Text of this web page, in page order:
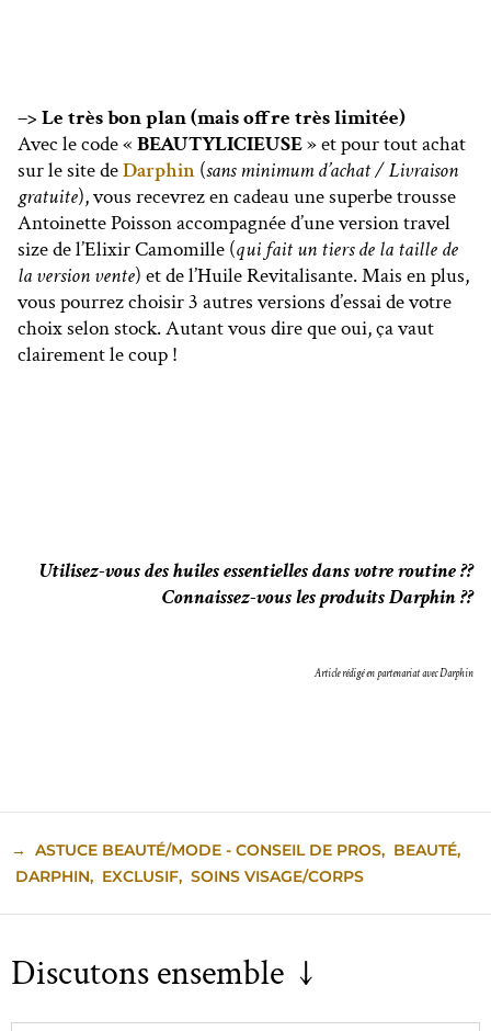
–> Le très bon plan (mais offre très limitée)
Avec le code «BEAUTYLICIEUSE» et pour tout achat
sur le site deDarphin (sans minimum d’achat / Livraison
gratuite), vous recevrez en cadeau une superbe trousse
Antoinette Poisson accompagnée d’une version travel
size de l’Elixir Camomille (qui fait un tiers de la taille de
la version vente) et de l’Huile Revitalisante. Mais en plus,
vous pourrez choisir 3 autres versions d’essai de votre
choix selon stock. Autant vous dire que oui, ça vaut
clairement le coup !
Utilisez-vous des huiles essentielles dans votre routine ??
Connaissez-vous les produits Darphin ??
Article rédigé en partenariat avec Darphin
→ ASTUCE BEAUTÉ/MODE - CONSEIL DE PROS, BEAUTÉ,
DARPHIN, EXCLUSIF, SOINS VISAGE/CORPS
Discutons ensemble ↓